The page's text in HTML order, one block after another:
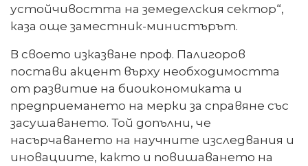
устойчивостта на земеделския сектор“,
каза още заместник-министърът.
В своето изказване проф. Палигоров
постави акцент върху необходимостта
от развитие на биоикономиката и
предприемането на мерки за справяне със
засушаването. Той допълни, че
насърчаването на научните изследвания и
иновациите, както и повишаването на